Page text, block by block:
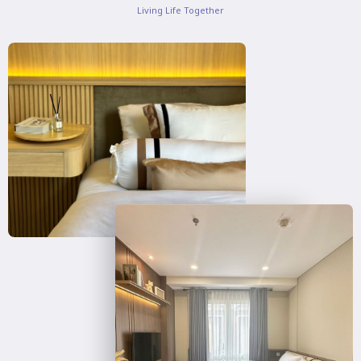
Living Life Together